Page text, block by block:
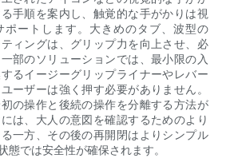
手順を案内し、触覚的な手がかりは視
ポートします。大きめのタブ、波型の
ィングは、グリップ力を向上させ、必
部のソリューションでは、最小限の入
るイージーグリップライナーやレバー
ーザーは強く押す必要がありません。
の操作と後続の操作を分離する方法が
は、大人の意図を確認するためのより
一方、その後の再開閉はよりシンプル
態では安全性が確保されます。